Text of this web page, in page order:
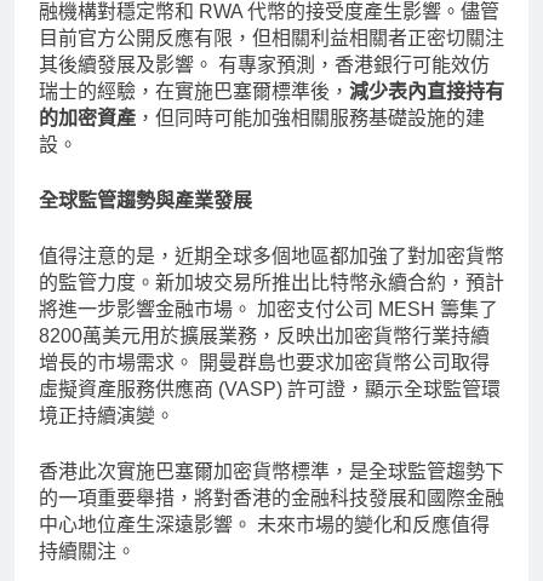
融機構對穩定幣和 RWA 代幣的接受度產生影響。儘管
目前官方公開反應有限，但相關利益相關者正密切關注
其後續發展及影響。 有專家預測，香港銀行可能效仿
瑞士的經驗，在實施巴塞爾標準後， 減少表內直接持有
的加密資產 ，但同時可能加強相關服務基礎設施的建
設。
全球監管趨勢與產業發展
值得注意的是，近期全球多個地區都加強了對加密貨幣
的監管力度。新加坡交易所推出比特幣永續合約，預計
將進一步影響金融市場。 加密支付公司 MESH 籌集了
8200萬美元用於擴展業務，反映出加密貨幣行業持續
增長的市場需求。 開曼群島也要求加密貨幣公司取得
虛擬資產服務供應商 (VASP) 許可證，顯示全球監管環
境正持續演變。
香港此次實施巴塞爾加密貨幣標準，是全球監管趨勢下
的一項重要舉措，將對香港的金融科技發展和國際金融
中心地位產生深遠影響。 未來市場的變化和反應值得
持續關注。